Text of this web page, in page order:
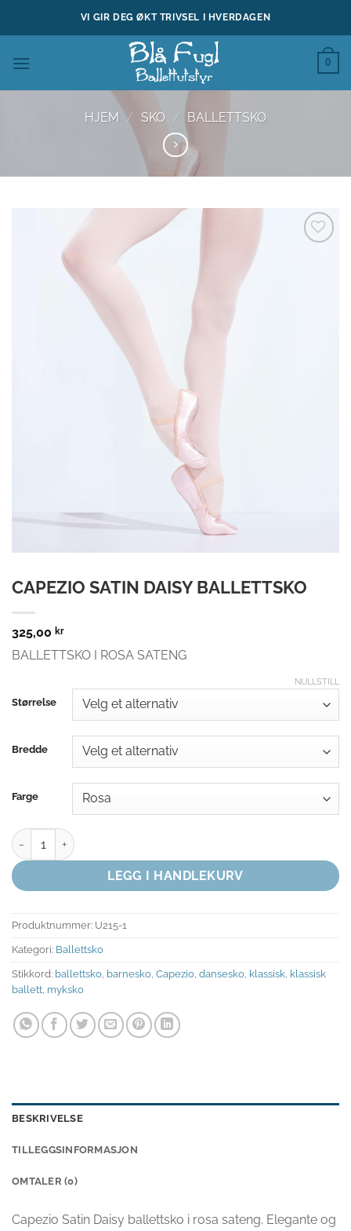
VI GIR DEG ØKT TRIVSEL I HVERDAGEN
0
HJEM / SKO / BALLETTSKO
CAPEZIO SATIN DAISY BALLETTSKO
325,00 kr
BALLETTSKO I ROSA SATENG
Størrelse
Bredde
Farge
NULLSTILL
CAPEZIO SATIN DAISY BALLETTSKO antall
LEGG I HANDLEKURV
Produktnummer: U215-1
Kategori: Ballettsko
Stikkord: ballettsko, barnesko, Capezio, dansesko, klassisk, klassisk
ballett, myksko
BESKRIVELSE
TILLEGGSINFORMASJON
OMTALER (0)
Capezio Satin Daisy ballettsko i rosa sateng. Elegante og